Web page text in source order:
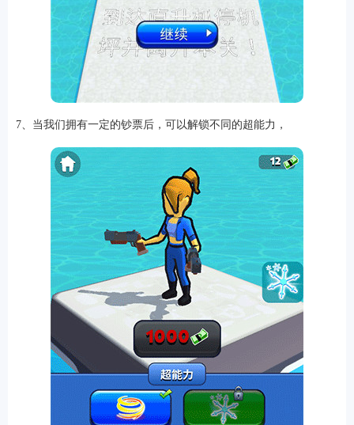
7、当我们拥有一定的钞票后，可以解锁不同的超能力，